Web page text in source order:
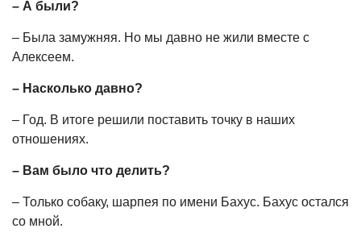
– А были?
– Была замужняя. Но мы давно не жили вместе с
Алексеем.
– Насколько давно?
– Год. В итоге решили поставить точку в наших
отношениях.
– Вам было что делить?
– Только собаку, шарпея по имени Бахус. Бахус остался
со мной.